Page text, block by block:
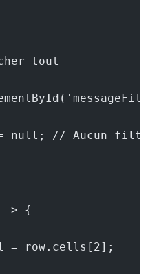
tout
null; // Aucun filtre
=> {
= row.cells[2];